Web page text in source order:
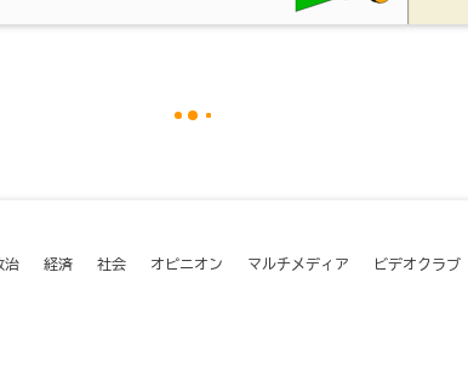
治 経済 社会 オピニオン マルチメディア ビデオクラブ